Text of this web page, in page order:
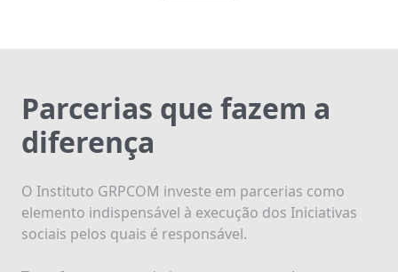
Parcerias que fazem a
diferença
O Instituto GRPCOM investe em parcerias como
elemento indispensável à execução dos Iniciativas
sociais pelos quais é responsável.